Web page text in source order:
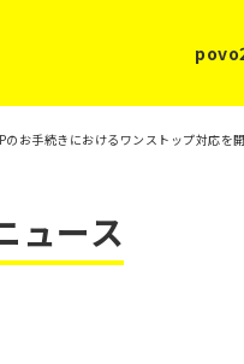
のお手続きにおけるワンストップ対応を
ュース